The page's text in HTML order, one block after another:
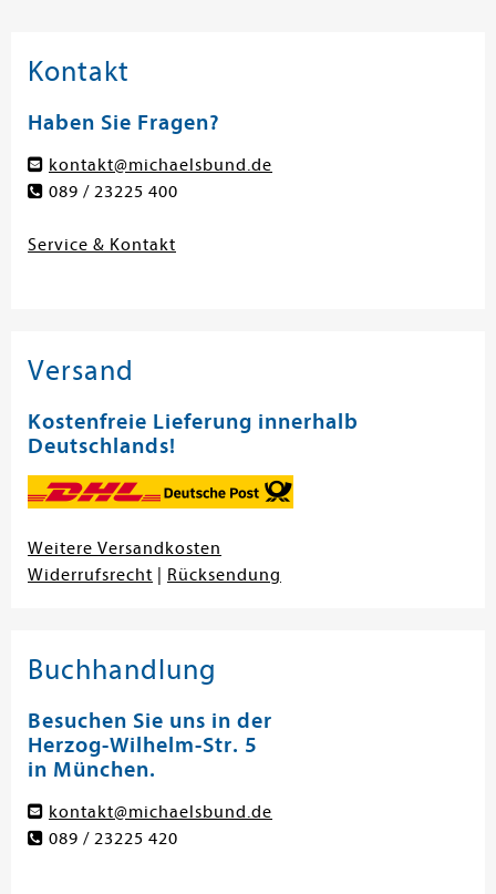
Kontakt
Haben Sie Fragen?
kontakt@michaelsbund.de
089 / 23225 400
Service & Kontakt
Versand
Kostenfreie Lieferung innerhalb
Deutschlands!
Weitere Versandkosten
Widerrufsrecht
Rücksendung
Buchhandlung
Besuchen Sie uns in der
Herzog-Wilhelm-Str. 5
in München.
kontakt@michaelsbund.de
089 / 23225 420